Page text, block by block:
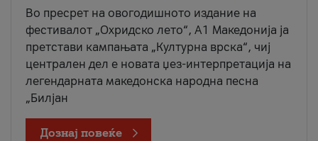
Во пресрет на овогодишното издание на
фестивалот „Охридско лето“, А1 Македонија ја
претстави кампањата „Културна врска“, чиј
централен дел е новата џез-интерпретација на
легендарната македонска народна песна
„Билјан
Дознај повеќе